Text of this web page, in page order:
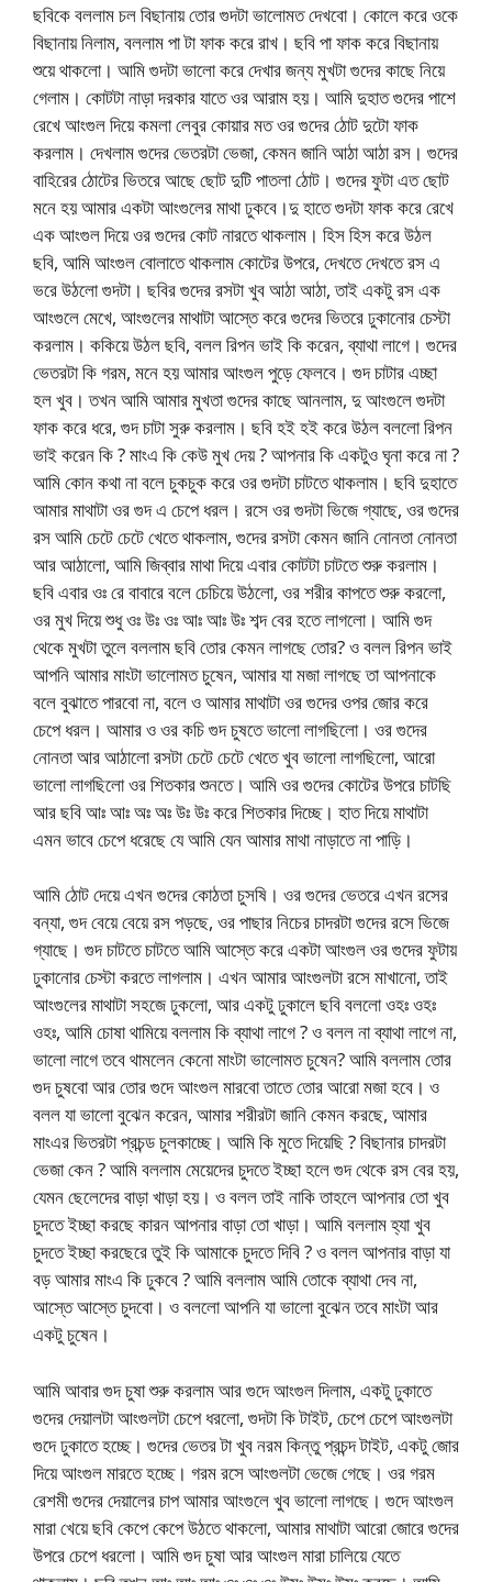
ছবিকে বললাম চল বিছানায় তোর গুদটা ভালোমত দেখবো। কোলে করে ওকে
বিছানায় নিলাম, বললাম পা টা ফাক করে রাখ। ছবি পা ফাক করে বিছানায়
শুয়ে থাকলো। আমি গুদটা ভালো করে দেখার জন্য মুখটা গুদের কাছে নিয়ে
গেলাম। কোটটা নাড়া দরকার যাতে ওর আরাম হয়। আমি দুহাত গুদের পাশে
রেখে আংগুল দিয়ে কমলা লেবুর কোয়ার মত ওর গুদের ঠোট দুটো ফাক
করলাম। দেখলাম গুদের ভেতরটা ভেজা, কেমন জানি আঠা আঠা রস। গুদের
বাহিরের ঠোটের ভিতরে আছে ছোট দুটি পাতলা ঠোট। গুদের ফুটা এত ছোট
মনে হয় আমার একটা আংগুলের মাথা ঢুকবে।দু হাতে গুদটা ফাক করে রেখে
এক আংগুল দিয়ে ওর গুদের কোট নারতে থাকলাম। হিস হিস করে উঠল
ছবি, আমি আংগুল বোলাতে থাকলাম কোটের উপরে, দেখতে দেখতে রস এ
ভরে উঠলো গুদটা। ছবির গুদের রসটা খুব আঠা আঠা, তাই একটু রস এক
আংগুলে মেখে, আংগুলের মাথাটা আস্তে করে গুদের ভিতরে ঢুকানোর চেস্টা
করলাম। ককিয়ে উঠল ছবি, বলল রিপন ভাই কি করেন, ব্যাথা লাগে। গুদের
ভেতরটা কি গরম, মনে হয় আমার আংগুল পুড়ে ফেলবে। গুদ চাটার এচ্ছা
হল খুব। তখন আমি আমার মুখতা গুদের কাছে আনলাম, দু আংগুলে গুদটা
ফাক করে ধরে, গুদ চাটা সুরু করলাম। ছবি হই হই করে উঠল বললো রিপন
ভাই করেন কি ? মাংএ কি কেউ মুখ দেয় ? আপনার কি একটুও ঘৃনা করে না ?
আমি কোন কথা না বলে চুকচুক করে ওর গুদটা চাটতে থাকলাম। ছবি দুহাতে
আমার মাথাটা ওর গুদ এ চেপে ধরল। রসে ওর গুদটা ভিজে গ্যাছে, ওর গুদের
রস আমি চেটে চেটে খেতে থাকলাম, গুদের রসটা কেমন জানি নোনতা নোনতা
আর আঠালো, আমি জিব্বার মাথা দিয়ে এবার কোটটা চাটতে শুরু করলাম।
ছবি এবার ওঃ রে বাবারে বলে চেচিয়ে উঠলো, ওর শরীর কাপতে শুরু করলো,
ওর মুখ দিয়ে শুধু ওঃ উঃ ওঃ আঃ আঃ উঃ শব্দ বের হতে লাগলো। আমি গুদ
থেকে মুখটা তুলে বললাম ছবি তোর কেমন লাগছে তোর? ও বলল রিপন ভাই
আপনি আমার মাংটা ভালোমত চুষেন, আমার যা মজা লাগছে তা আপনাকে
বলে বুঝাতে পারবো না, বলে ও আমার মাথাটা ওর গুদের ওপর জোর করে
চেপে ধরল। আমার ও ওর কচি গুদ চুষতে ভালো লাগছিলো। ওর গুদের
নোনতা আর আঠালো রসটা চেটে চেটে খেতে খুব ভালো লাগছিলো, আরো
ভালো লাগছিলো ওর শিতকার শুনতে। আমি ওর গুদের কোটের উপরে চাটছি
আর ছবি আঃ আঃ অঃ অঃ উঃ উঃ করে শিতকার দিচ্ছে। হাত দিয়ে মাথাটা
এমন ভাবে চেপে ধরেছে যে আমি যেন আমার মাথা নাড়াতে না পাড়ি।
আমি ঠোট দেয়ে এখন গুদের কোঠতা চুসষি। ওর গুদের ভেতরে এখন রসের
বন্যা, গুদ বেয়ে বেয়ে রস পড়ছে, ওর পাছার নিচের চাদরটা গুদের রসে ভিজে
গ্যাছে। গুদ চাটতে চাটতে আমি আস্তে করে একটা আংগুল ওর গুদের ফুটায়
ঢুকানোর চেস্টা করতে লাগলাম। এখন আমার আংগুলটা রসে মাখানো, তাই
আংগুলের মাথাটা সহজে ঢুকলো, আর একটু ঢুকালে ছবি বললো ওহঃ ওহঃ
ওহঃ, আমি চোষা থামিয়ে বললাম কি ব্যাথা লাগে ? ও বলল না ব্যাথা লাগে না,
ভালো লাগে তবে থামলেন কেনো মাংটা ভালোমত চুষেন? আমি বললাম তোর
গুদ চুষবো আর তোর গুদে আংগুল মারবো তাতে তোর আরো মজা হবে। ও
বলল যা ভালো বুঝেন করেন, আমার শরীরটা জানি কেমন করছে, আমার
মাংএর ভিতরটা প্রচন্ড চুলকাচ্ছে। আমি কি মুতে দিয়েছি ? বিছানার চাদরটা
ভেজা কেন ? আমি বললাম মেয়েদের চুদতে ইচ্ছা হলে গুদ থেকে রস বের হয়,
যেমন ছেলেদের বাড়া খাড়া হয়। ও বলল তাই নাকি তাহলে আপনার তো খুব
চুদতে ইচ্ছা করছে কারন আপনার বাড়া তো খাড়া। আমি বললাম হ্যা খুব
চুদতে ইচ্ছা করছেরে তুই কি আমাকে চুদতে দিবি ? ও বলল আপনার বাড়া যা
বড় আমার মাংএ কি ঢুকবে ? আমি বললাম আমি তোকে ব্যাথা দেব না,
আস্তে আস্তে চুদবো। ও বললো আপনি যা ভালো বুঝেন তবে মাংটা আর
একটু চুষেন।
আমি আবার গুদ চুষা শুরু করলাম আর গুদে আংগুল দিলাম, একটু ঢুকাতে
গুদের দেয়ালটা আংগুলটা চেপে ধরলো, গুদটা কি টাইট, চেপে চেপে আংগুলটা
গুদে ঢুকাতে হচ্ছে। গুদের ভেতর টা খুব নরম কিন্তু প্রচন্দ টাইট, একটু জোর
দিয়ে আংগুল মারতে হচ্ছে। গরম রসে আংগুলটা ভেজে গেছে। ওর গরম
রেশমী গুদের দেয়ালের চাপ আমার আংগুলে খুব ভালো লাগছে। গুদে আংগুল
মারা খেয়ে ছবি কেপে কেপে উঠতে থাকলো, আমার মাথাটা আরো জোরে গুদের
উপরে চেপে ধরলো। আমি গুদ চুষা আর আংগুল মারা চালিয়ে যেতে